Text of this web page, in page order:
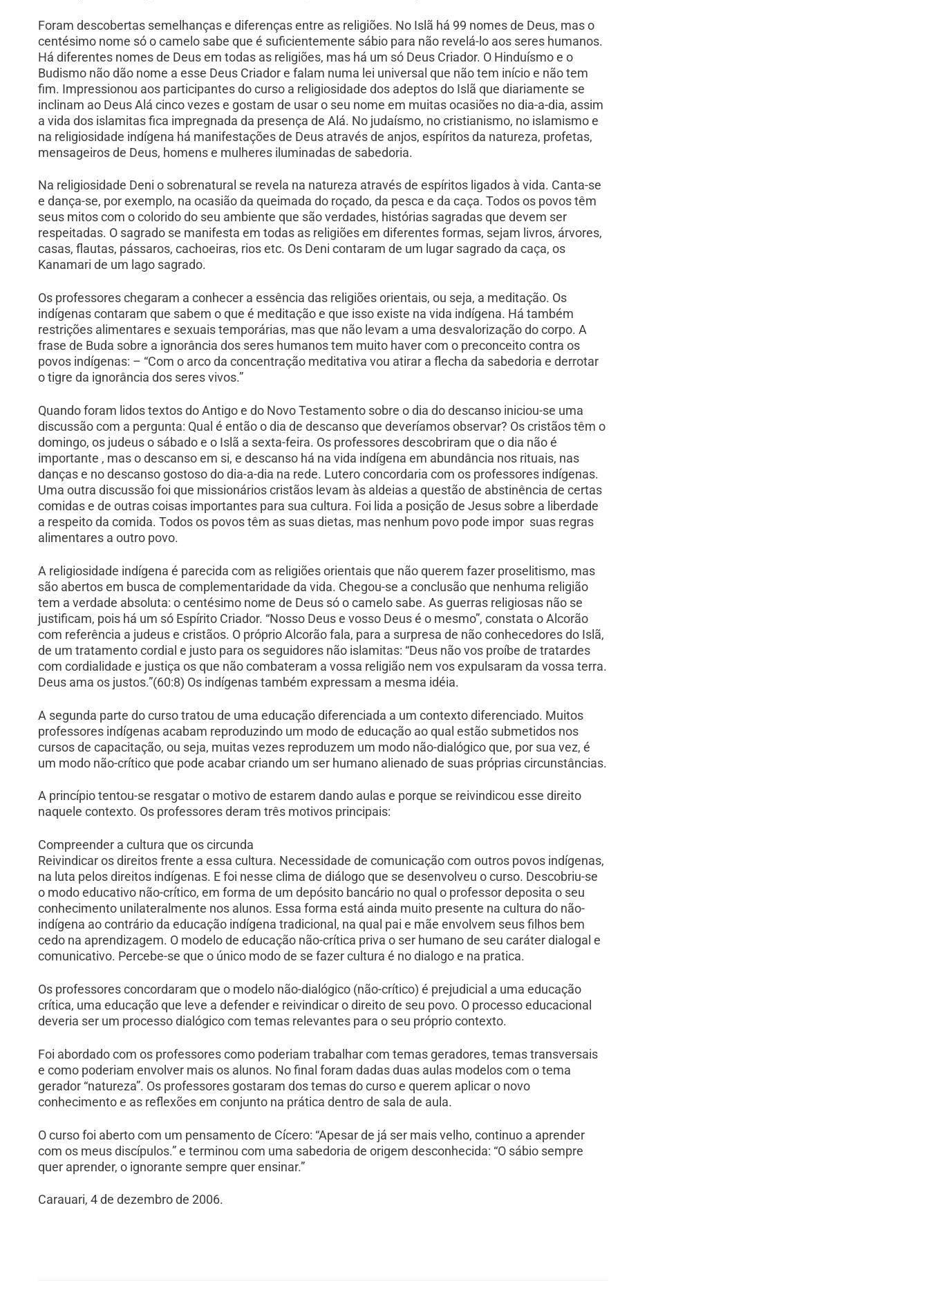
Foram descobertas semelhanças e diferenças entre as religiões. No Islã há 99 nomes de Deus, mas o
centésimo nome só o camelo sabe que é suficientemente sábio para não revelá-lo aos seres humanos.
Há diferentes nomes de Deus em todas as religiões, mas há um só Deus Criador. O Hinduísmo e o
Budismo não dão nome a esse Deus Criador e falam numa lei universal que não tem início e não tem
fim. Impressionou aos participantes do curso a religiosidade dos adeptos do Islã que diariamente se
inclinam ao Deus Alá cinco vezes e gostam de usar o seu nome em muitas ocasiões no dia-a-dia, assim
a vida dos islamitas fica impregnada da presença de Alá. No judaísmo, no cristianismo, no islamismo e
na religiosidade indígena há manifestações de Deus através de anjos, espíritos da natureza, profetas,
mensageiros de Deus, homens e mulheres iluminadas de sabedoria.
Na religiosidade Deni o sobrenatural se revela na natureza através de espíritos ligados à vida. Canta-se
e dança-se, por exemplo, na ocasião da queimada do roçado, da pesca e da caça. Todos os povos têm
seus mitos com o colorido do seu ambiente que são verdades, histórias sagradas que devem ser
respeitadas. O sagrado se manifesta em todas as religiões em diferentes formas, sejam livros, árvores,
casas, flautas, pássaros, cachoeiras, rios etc. Os Deni contaram de um lugar sagrado da caça, os
Kanamari de um lago sagrado.
Os professores chegaram a conhecer a essência das religiões orientais, ou seja, a meditação. Os
indígenas contaram que sabem o que é meditação e que isso existe na vida indígena. Há também
restrições alimentares e sexuais temporárias, mas que não levam a uma desvalorização do corpo. A
frase de Buda sobre a ignorância dos seres humanos tem muito haver com o preconceito contra os
povos indígenas: – “Com o arco da concentração meditativa vou atirar a flecha da sabedoria e derrotar
o tigre da ignorância dos seres vivos.”
Quando foram lidos textos do Antigo e do Novo Testamento sobre o dia do descanso iniciou-se uma
discussão com a pergunta: Qual é então o dia de descanso que deveríamos observar? Os cristãos têm o
domingo, os judeus o sábado e o Islã a sexta-feira. Os professores descobriram que o dia não é
importante , mas o descanso em si, e descanso há na vida indígena em abundância nos rituais, nas
danças e no descanso gostoso do dia-a-dia na rede. Lutero concordaria com os professores indígenas.
Uma outra discussão foi que missionários cristãos levam às aldeias a questão de abstinência de certas
comidas e de outras coisas importantes para sua cultura. Foi lida a posição de Jesus sobre a liberdade
a respeito da comida. Todos os povos têm as suas dietas, mas nenhum povo pode impor suas regras
alimentares a outro povo.
A religiosidade indígena é parecida com as religiões orientais que não querem fazer proselitismo, mas
são abertos em busca de complementaridade da vida. Chegou-se a conclusão que nenhuma religião
tem a verdade absoluta: o centésimo nome de Deus só o camelo sabe. As guerras religiosas não se
justificam, pois há um só Espírito Criador. “Nosso Deus e vosso Deus é o mesmo”, constata o Alcorão
com referência a judeus e cristãos. O próprio Alcorão fala, para a surpresa de não conhecedores do Islã,
de um tratamento cordial e justo para os seguidores não islamitas: “Deus não vos proíbe de tratardes
com cordialidade e justiça os que não combateram a vossa religião nem vos expulsaram da vossa terra.
Deus ama os justos.”(60:8) Os indígenas também expressam a mesma idéia.
A segunda parte do curso tratou de uma educação diferenciada a um contexto diferenciado. Muitos
professores indígenas acabam reproduzindo um modo de educação ao qual estão submetidos nos
cursos de capacitação, ou seja, muitas vezes reproduzem um modo não-dialógico que, por sua vez, é
um modo não-crítico que pode acabar criando um ser humano alienado de suas próprias circunstâncias.
A princípio tentou-se resgatar o motivo de estarem dando aulas e porque se reivindicou esse direito
naquele contexto. Os professores deram três motivos principais:
Compreender a cultura que os circunda
Reivindicar os direitos frente a essa cultura. Necessidade de comunicação com outros povos indígenas,
na luta pelos direitos indígenas. E foi nesse clima de diálogo que se desenvolveu o curso. Descobriu-se
o modo educativo não-crítico, em forma de um depósito bancário no qual o professor deposita o seu
conhecimento unilateralmente nos alunos. Essa forma está ainda muito presente na cultura do não-
indígena ao contrário da educação indígena tradicional, na qual pai e mãe envolvem seus filhos bem
cedo na aprendizagem. O modelo de educação não-crítica priva o ser humano de seu caráter dialogal e
comunicativo. Percebe-se que o único modo de se fazer cultura é no dialogo e na pratica.
Os professores concordaram que o modelo não-dialógico (não-crítico) é prejudicial a uma educação
crítica, uma educação que leve a defender e reivindicar o direito de seu povo. O processo educacional
deveria ser um processo dialógico com temas relevantes para o seu próprio contexto.
Foi abordado com os professores como poderiam trabalhar com temas geradores, temas transversais
e como poderiam envolver mais os alunos. No final foram dadas duas aulas modelos com o tema
gerador “natureza”. Os professores gostaram dos temas do curso e querem aplicar o novo
conhecimento e as reflexões em conjunto na prática dentro de sala de aula.
O curso foi aberto com um pensamento de Cícero: “Apesar de já ser mais velho, continuo a aprender
com os meus discípulos.” e terminou com uma sabedoria de origem desconhecida: “O sábio sempre
quer aprender, o ignorante sempre quer ensinar.”
Carauari, 4 de dezembro de 2006.